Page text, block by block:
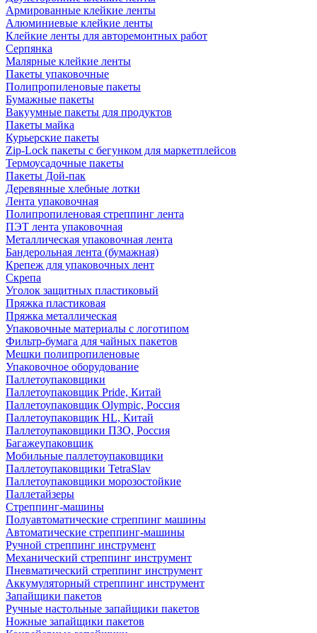
Армированные клейкие ленты
Алюминиевые клейкие ленты
Клейкие ленты для авторемонтных работ
Серпянка
Малярные клейкие ленты
Пакеты упаковочные
Полипропиленовые пакеты
Бумажные пакеты
Вакуумные пакеты для продуктов
Пакеты майка
Курьерские пакеты
Zip-Lock пакеты с бегунком для маркетплейсов
Термоусадочные пакеты
Пакеты Дой-пак
Деревянные хлебные лотки
Лента упаковочная
Полипропиленовая стреппинг лента
ПЭТ лента упаковочная
Металлическая упаковочная лента
Бандерольная лента (бумажная)
Крепеж для упаковочных лент
Скрепа
Уголок защитных пластиковый
Пряжка пластиковая
Пряжка металлическая
Упаковочные материалы с логотипом
Фильтр-бумага для чайных пакетов
Мешки полипропиленовые
Упаковочное оборудование
Паллетоупаковщики
Паллетоупаковщик Pride, Китай
Паллетоупаковщик Olympic, Россия
Паллетоупаковщик HL, Китай
Паллетоупаковщики ПЗО, Россия
Багажеупаковщик
Мобильные паллетоупаковщики
Паллетоупаковщики TetraSlav
Паллетоупаковщики морозостойкие
Паллетайзеры
Стреппинг-машины
Полуавтоматические стреппинг машины
Автоматические стреппинг-машины
Ручной стреппинг инструмент
Механический стреппинг инструмент
Пневматический стреппинг инструмент
Аккумуляторный стреппинг инструмент
Запайщики пакетов
Ручные настольные запайщики пакетов
Ножные запайщики пакетов